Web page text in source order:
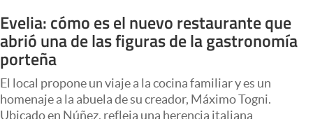
Negocios
Columnistas
Apertura
Evelia: cómo es el nuevo restaurante que
abrió una de las figuras de la gastronomía
porteña
El local propone un viaje a la cocina familiar y es un
homenaje a la abuela de su creador, Máximo Togni.
Ubicado en Núñez, refleja una herencia italiana